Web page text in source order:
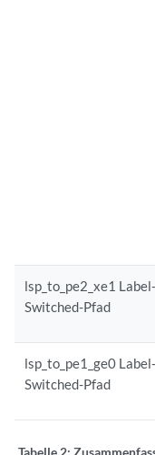
lsp_to_pe2_xe1 Label-
Switched-Pfad
lsp_to_pe1_ge0 Label-
Switched-Pfad
Tabelle 2: